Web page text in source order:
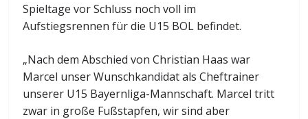
Spieltage vor Schluss noch voll im
Aufstiegsrennen für die U15 BOL befindet.
„Nach dem Abschied von Christian Haas war
Marcel unser Wunschkandidat als Cheftrainer
unserer U15 Bayernliga-Mannschaft. Marcel tritt
zwar in große Fußstapfen, wir sind aber